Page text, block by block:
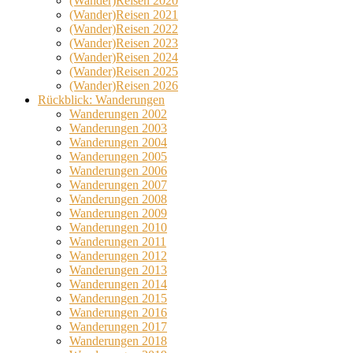
(Wander)Reisen 2021
(Wander)Reisen 2022
(Wander)Reisen 2023
(Wander)Reisen 2024
(Wander)Reisen 2025
(Wander)Reisen 2026
Rückblick: Wanderungen
Wanderungen 2002
Wanderungen 2003
Wanderungen 2004
Wanderungen 2005
Wanderungen 2006
Wanderungen 2007
Wanderungen 2008
Wanderungen 2009
Wanderungen 2010
Wanderungen 2011
Wanderungen 2012
Wanderungen 2013
Wanderungen 2014
Wanderungen 2015
Wanderungen 2016
Wanderungen 2017
Wanderungen 2018